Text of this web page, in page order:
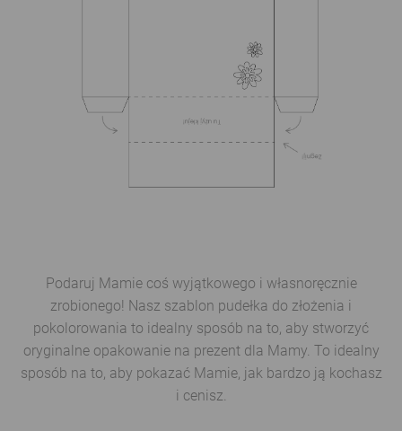
Podaruj Mamie coś wyjątkowego i własnoręcznie
zrobionego! Nasz szablon pudełka do złożenia i
pokolorowania to idealny sposób na to, aby stworzyć
oryginalne opakowanie na prezent dla Mamy. To idealny
sposób na to, aby pokazać Mamie, jak bardzo ją kochasz
i cenisz.